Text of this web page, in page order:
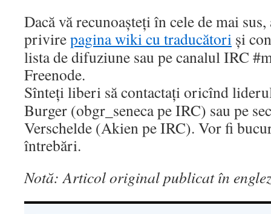
Dacă vă recunoașteți în cele de mai
privirepagina wiki cu traducători și
lista de difuziune sau pe canalul IRC
Freenode.
Sînteți liberi să contactați oricînd
Burger (obgr_seneca pe IRC) sau pe
Verschelde (Akien pe IRC). Vor fi
întrebări.
Notă: Articol original publicat în